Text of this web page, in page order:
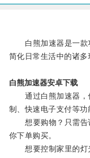
白熊加速器是一款
简化日常生活中的诸多
白熊加速器安卓下载
通过白熊加速器，
制、快速电子支付等功
想要购物？只需告
你下单购买。
想要控制家里的灯